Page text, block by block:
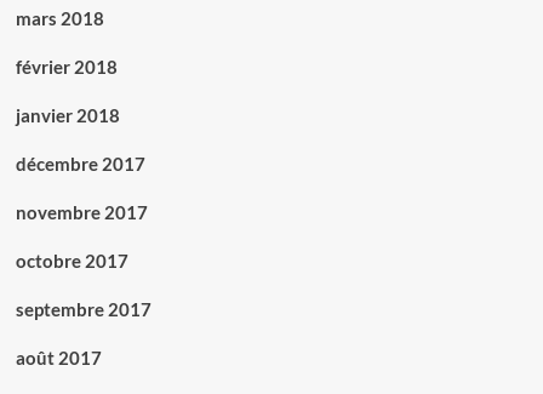
mars 2018
février 2018
janvier 2018
décembre 2017
novembre 2017
octobre 2017
septembre 2017
août 2017